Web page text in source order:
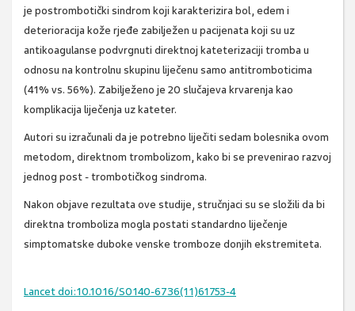
je postrombotički sindrom koji karakterizira bol, edem i
deterioracija kože rjeđe zabilježen u pacijenata koji su uz
antikoagulanse podvrgnuti direktnoj kateterizaciji tromba u
odnosu na kontrolnu skupinu liječenu samo antitromboticima
(41% vs. 56%). Zabilježeno je 20 slučajeva krvarenja kao
komplikacija liječenja uz kateter.
Autori su izračunali da je potrebno liječiti sedam bolesnika ovom
metodom, direktnom trombolizom, kako bi se prevenirao razvoj
jednog post - trombotičkog sindroma.
Nakon objave rezultata ove studije, stručnjaci su se složili da bi
direktna tromboliza mogla postati standardno liječenje
simptomatske duboke venske tromboze donjih ekstremiteta.
Lancet doi:10.1016/S0140-6736(11)61753-4